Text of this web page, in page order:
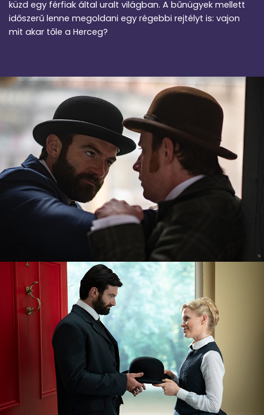
küzd egy férfiak által uralt világban. A bűnügyek mellett
időszerű lenne megoldani egy régebbi rejtélyt is: vajon
mit akar tőle a Herceg?